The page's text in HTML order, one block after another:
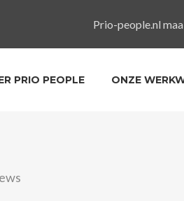
PRIO PEOPLE ONZE
Prio-people.nl